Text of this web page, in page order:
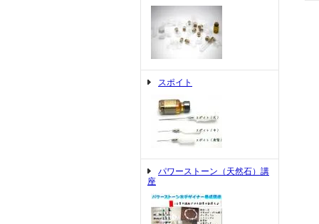
スポイト
パワーストーン（天然石）講
座